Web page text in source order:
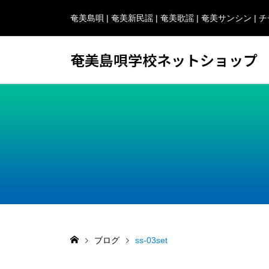
奄美島唄 | 奄美新民謡 | 奄美歌謡 | 奄美サンシン |
奄美島唄学校ネットショップ
ブログ ss-03set